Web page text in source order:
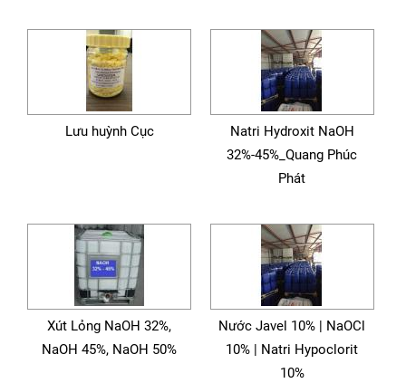
Lưu huỳnh Cục
Natri Hydroxit NaOH
32%-45%_Quang Phúc
Phát
Xút Lỏng NaOH 32%,
NaOH 45%, NaOH 50%
Nước Javel 10% | NaOCl
10% | Natri Hypoclorit
10%